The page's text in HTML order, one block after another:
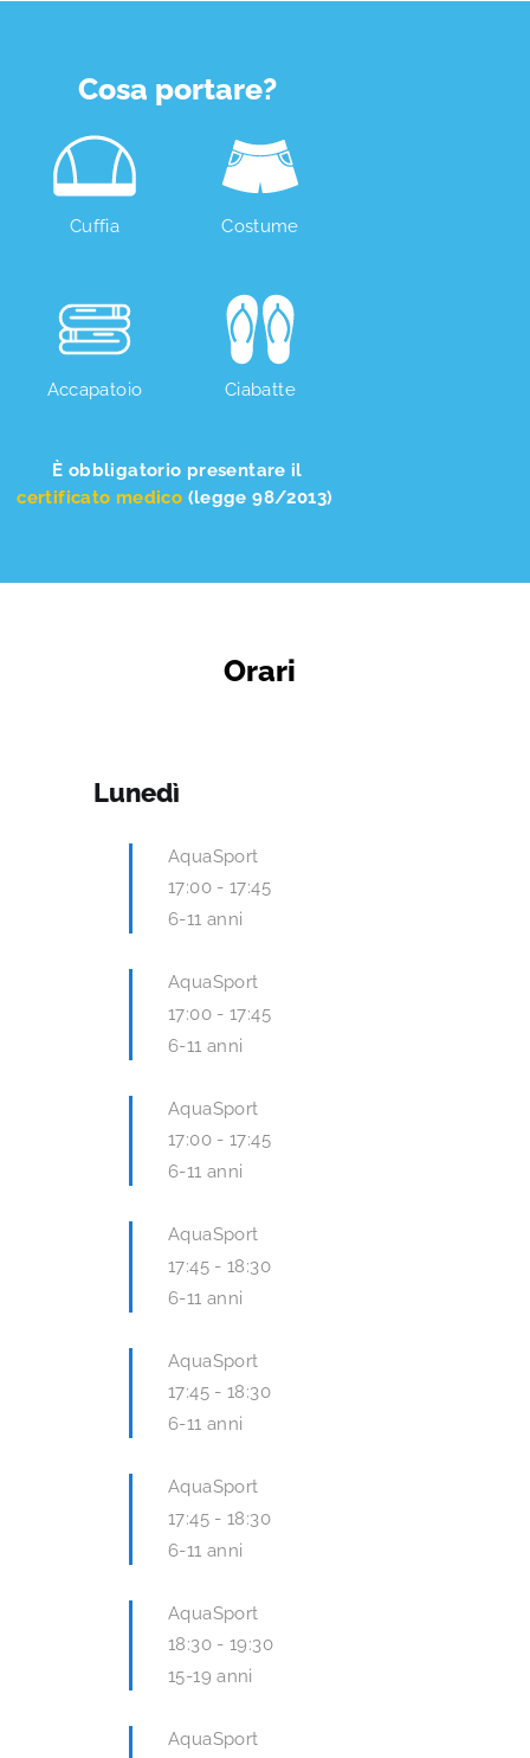
Cosa portare?
Cuffia Costume
Accapatoio Ciabatte
È obbligatorio presentare il
certificato medico (legge 98/2013)
Orari
Lunedì
AquaSport
17:00 -17:45
6-11 anni
AquaSport
17:00 -17:45
6-11 anni
AquaSport
17:00 -17:45
6-11 anni
AquaSport
17:45 -18:30
6-11 anni
AquaSport
17:45 -18:30
6-11 anni
AquaSport
17:45 -18:30
6-11 anni
AquaSport
18:30 -19:30
15-19 anni
AquaSport